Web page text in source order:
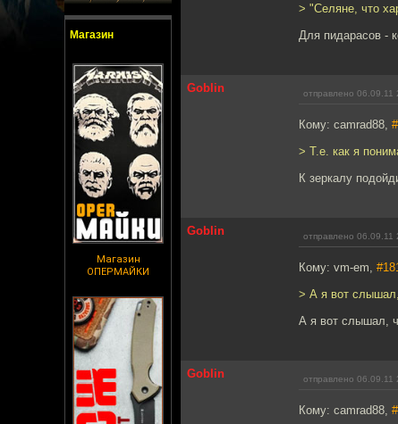
Магазин
Магазин
ОПЕРМАЙКИ
> "Селяне, что
Для пидарасов -
Goblin отправлено 06.09.11
Кому: camrad88,
> Т.е. как я
К зеркалу
Goblin отправлено 06.09.11
Кому: vm-em,
> А я вот
А я вот слышал,
Goblin отправлено 06.09.11
Кому: camrad88,